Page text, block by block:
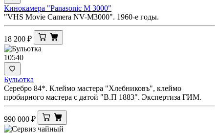
Кинокамера "Panasonic M 3000"
"VHS Movie Camera NV-M3000". 1960-е годы.
18 200 ₽
10540
Бульотка
Серебро 84*. Клеймо мастера "Хлебниковъ", клеймо
пробирного мастера с датой "В.П 1883". Экспертиза ГИМ.
990 000 ₽